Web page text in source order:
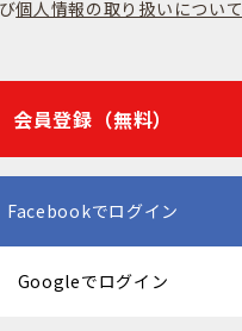
個人情報の取り扱いについて
会員登録（無料）
Facebookでログイン
Googleでログイン